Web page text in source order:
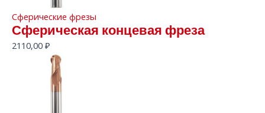
Сферические фрезы
Сферическая концевая фреза
2110,00 ₽